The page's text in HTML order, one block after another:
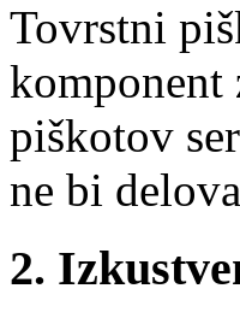
Tovrstni
komponent
piškotov
ne bi
2.